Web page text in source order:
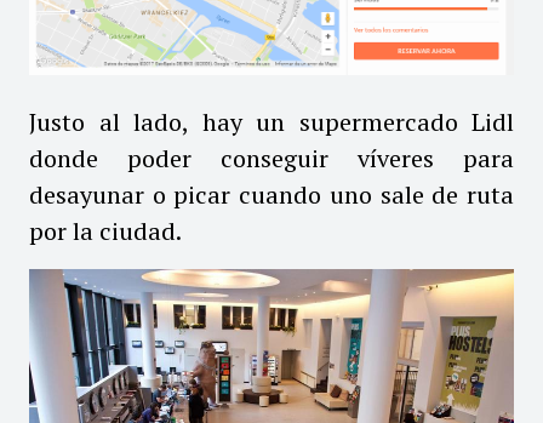
Justo al lado, hay un supermercado Lidl
donde poder conseguir víveres para
desayunar o picar cuando uno sale de ruta
por la ciudad.